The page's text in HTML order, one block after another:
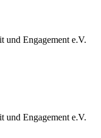
und Engagement e.V.
und Engagement e.V.